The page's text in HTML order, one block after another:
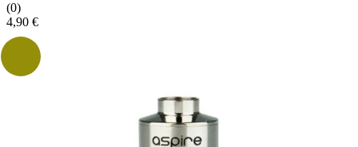
(0)
4,90 €